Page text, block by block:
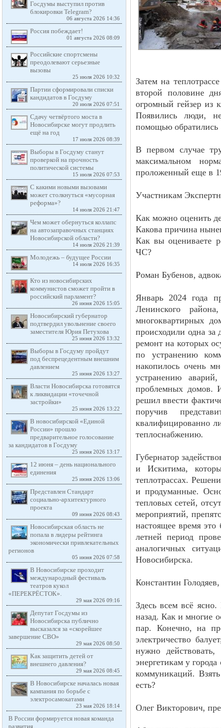
Госдумы выступил против
блокировки Telegram?
06 августа 2026 14:36
Россия побеждает!
01 августа 2026 08:09
Российские спортсмены
преодолевают серьезные
вызовы
25 июля 2026 10:32
Партии сформировали списки
кандидатов в Госдуму
20 июля 2026 07:51
Сдачу четвёртого моста в
Новосибирске могут продлить
ещё на год
17 июля 2026 08:39
Выборы в Госдуму станут
проверкой на прочность
политической системы
15 июля 2026 07:53
С какими новыми вызовами
может столкнуться «мусорная
реформа»?
14 июля 2026 21:47
Чем может обернуться коллапс
на автозаправочных станциях
Новосибирской области?
14 июля 2026 21:39
Молодежь – будущее России
14 июля 2026 16:35
Кто из новосибирских
коммунистов сможет пройти в
российский парламент?
26 июня 2026 15:05
Новосибирский губернатор
подтвердил увольнение своего
заместителя Юрия Петухова
25 июня 2026 13:32
Выборы в Госдуму пройдут
под беспрецедентным внешним
давлением
25 июня 2026 13:27
Власти Новосибирска готовятся
к ликвидации «точечной
застройки»
25 июня 2026 13:22
В новосибирской «Единой
России» прошло
предварительное голосование
за кандидатов в Госдуму
25 июня 2026 13:17
12 июня – день национального
единения
25 июня 2026 13:06
Представлен Стандарт
социально-архитектурного
проекта
09 июня 2026 08:43
Новосибирская область не
попала в лидеры рейтинга
экономически привлекательных
регионов
05 июня 2026 07:58
В Новосибирске проходит
международный фестиваль
театров кукол
«ПЕРЕКРЁСТОК».
29 мая 2026 09:16
Депутат Госдумы из
Новосибирска публично
высказался за «скорейшее
завершение СВО»
29 мая 2026 08:50
Как защитить детей от
внешнего давления?
29 мая 2026 08:45
В Новосибирске началась новая
кампания по борьбе с
электросамокатами
23 мая 2026 18:14
В России формируется новая команда
развития
Затем на
второй половине
огромный гейзер из
Появились люди,
помощью обратились
В первом случае
максимальном
проложенный еще в
Участникам
Как можно оценить
Какова причина
Как вы оцениваете
ЧС?
Роман Бубенов,
Январь 2024 года
Ленинского
многоквартирных
происходили одна за
ремонт на которых
по устранению
накопилось очень
устранению
проблемных домов.
решил ввести
поручив
квалифицированно
теплоснабжению.
Губернатор
и Искитима,
теплотрассах.
и продуманные.
тепловых сетей,
мероприятий,
настоящее время это
летней период
аналогичных
Новосибирска.
Константин
Здесь всем всё
назад. Как и многие
пар. Конечно, на
электричество
нужно
энергетикам у
коммуникаций.
есть?
Олег Викторович,